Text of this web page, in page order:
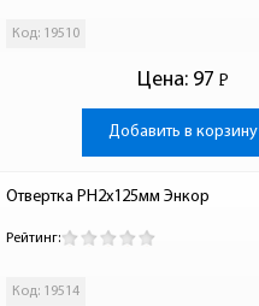
Код: 19510
Цена: 97 Р
-
Добавить в корзину
Отвертка PH2х125мм Энкор
Рейтинг:
Код: 19514